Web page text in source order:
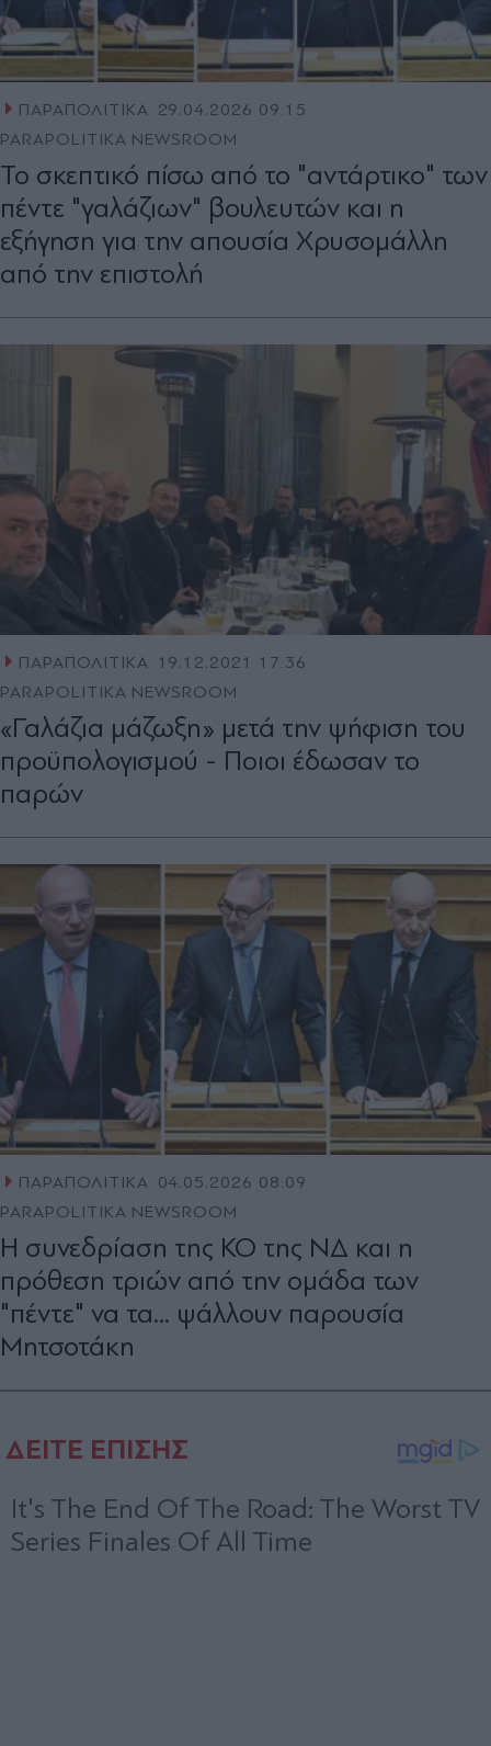
ΠΑΡΑΠΟΛΙΤΙΚΑ 29.04.2026 09:15
PARAPOLITIKA NEWSROOM
Το σκεπτικό πίσω από το "αντάρτικο" των
πέντε "γαλάζιων" βουλευτών και η
εξήγηση για την απουσία Χρυσομάλλη
από την επιστολή
ΠΑΡΑΠΟΛΙΤΙΚΑ 19.12.2021 17:36
PARAPOLITIKA NEWSROOM
«Γαλάζια μάζωξη» μετά την ψήφιση του
προϋπολογισμού - Ποιοι έδωσαν το
παρών
ΠΑΡΑΠΟΛΙΤΙΚΑ
04.05.2026 08:09
PARAPOLITIKA NEWSROOM
Η συνεδρίαση της ΚΟ της ΝΔ και η
πρόθεση τριών από την ομάδα των
"πέντε" να τα... ψάλλουν παρουσία
Μητσοτάκη